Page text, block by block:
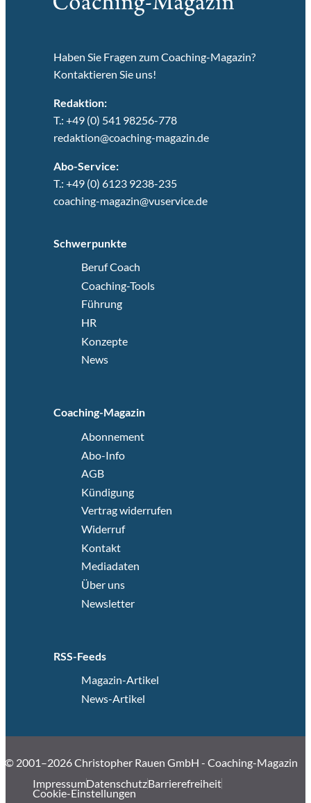
Haben Sie Fragen zum Coaching-Magazin?
Kontaktieren Sie uns!
Redaktion:
T.: +49 (0) 541 98256-778
redaktion@coaching-magazin.de
Abo-Service:
T.: +49 (0) 6123 9238-235
coaching-magazin@vuservice.de
Schwerpunkte
Beruf Coach
Coaching-Tools
Führung
HR
Konzepte
News
Coaching-Magazin
Abonnement
Abo-Info
AGB
Kündigung
Vertrag widerrufen
Widerruf
Kontakt
Mediadaten
Über uns
Newsletter
RSS-Feeds
Magazin-Artikel
News-Artikel
© 2001–2026 Christopher Rauen GmbH - Coaching-Magazin
ImpressumDatenschutzBarrierefreiheit
Cookie-Einstellungen